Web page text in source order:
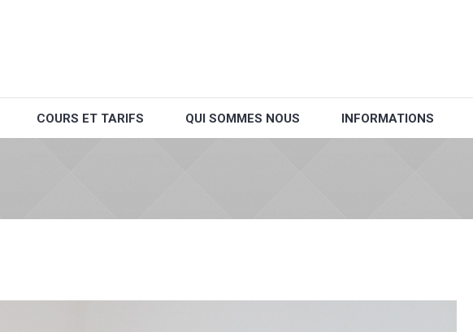
COURS ET TARIFS QUI SOMMES NOUS INFORMATIONS